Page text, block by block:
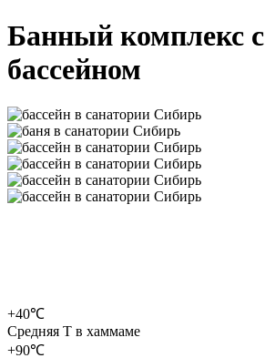
Банный комплекс с
бассейном
+40℃
Средняя T в хаммаме
+90℃